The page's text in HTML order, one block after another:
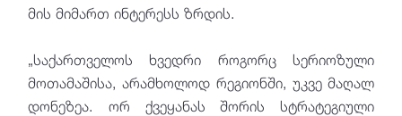
მის მიმართ ინტერესს ზრდის.
„საქართველოს ხვედრი როგორც სერიოზული
მოთამაშისა, არამხოლოდ რეგიონში, უკვე მაღალ
დონეზეა. ორ ქვეყანას შორის სტრატეგიული